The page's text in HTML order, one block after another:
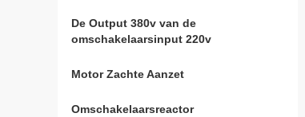
De Output 380v van de
omschakelaarsinput 220v
Motor Zachte Aanzet
Omschakelaarsreactor